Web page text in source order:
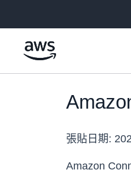
張貼日期:
Amazon